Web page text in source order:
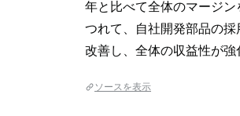
年と比べて全体のマージ
つれて、自社開発部品の
改善し、全体の収益性が強
ソースを表示